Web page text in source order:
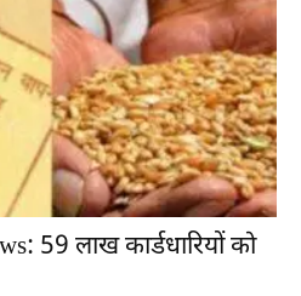
59 लाख कार्डधारियों को